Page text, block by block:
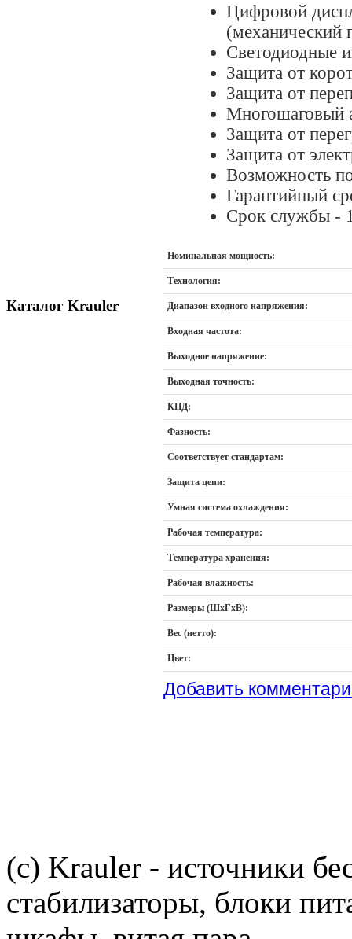
Каталог Krauler
Цифровой
(механический
Светодиодные
Защита от
Защита от
Многошаговый
Защита от
Защита от
Возможность
Гарантийный
Срок службы -
Номинальная мощность:
Технология:
Диапазон входного напряжения:
Входная частота:
Выходное напряжение:
Выходная точность:
КПД:
Фазность:
Соответствует стандартам:
Защита цепи:
Умная система охлаждения:
Рабочая температура:
Температура хранения:
Рабочая влажность:
Размеры (ШхГхВ):
Вес (нетто):
Цвет:
Добавить
(c) Krauler - источники
стабилизаторы, блоки